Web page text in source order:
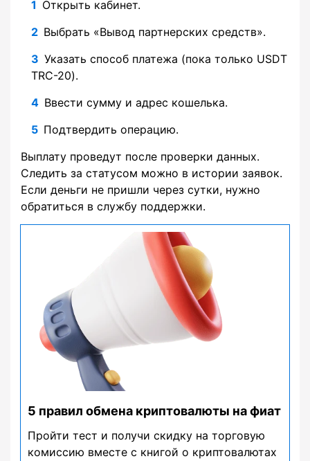
Открыть кабинет.
Выбрать «Вывод партнерских средств».
Указать способ платежа (пока только USDT
TRC-20).
Ввести сумму и адрес кошелька.
Подтвердить операцию.
Выплату проведут после проверки данных.
Следить за статусом можно в истории заявок.
Если деньги не пришли через сутки, нужно
обратиться в службу поддержки.
5 правил обмена криптовалюты на фиат
Пройти тест и получи скидку на торговую
комиссию вместе с книгой о криптовалютах